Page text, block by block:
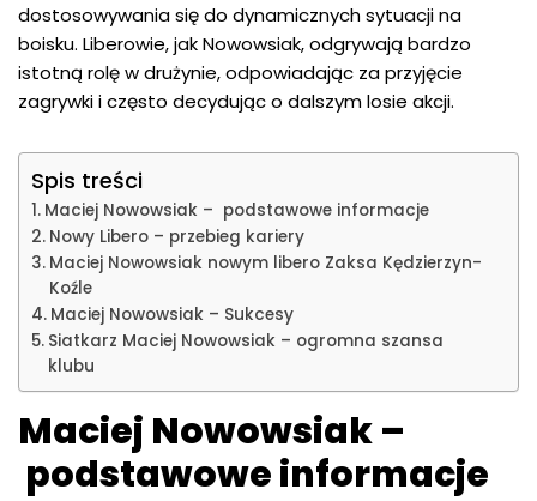
dostosowywania się do dynamicznych sytuacji na
boisku. Liberowie, jak Nowowsiak, odgrywają bardzo
istotną rolę w drużynie, odpowiadając za przyjęcie
zagrywki i często decydując o dalszym losie akcji.
Spis treści
Maciej Nowowsiak – podstawowe informacje
Nowy Libero – przebieg kariery
Maciej Nowowsiak nowym libero Zaksa Kędzierzyn-
Koźle
Maciej Nowowsiak – Sukcesy
Siatkarz Maciej Nowowsiak – ogromna szansa
klubu
Maciej Nowowsiak –
podstawowe informacje